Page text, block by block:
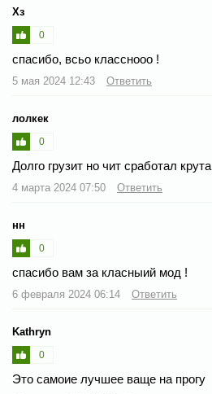
Хз
0
спасибо, всьо класснооо !
5 мая 2024 12:43 Ответить
лолкек
0
Долго грузит но чит сработал крута
4 марта 2024 07:50 Ответить
нн
0
спасибо вам за класныий мод !
6 февраля 2024 06:14 Ответить
Kathryn
0
Это самоие лучшее ваще на прогу